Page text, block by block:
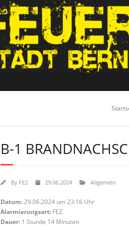
B-1
By FE2 29.06.2024 Allgemein
Datum:29.06.2024 um 23:16 Uhr
Alarmierungsart: FEZ
Dauer: 1 Stunde 14 Minuten